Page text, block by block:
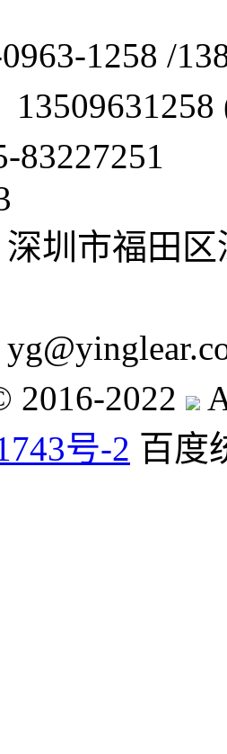
1258 /
13509631258
83227251
圳市福田
2016-2022
号-2 百度